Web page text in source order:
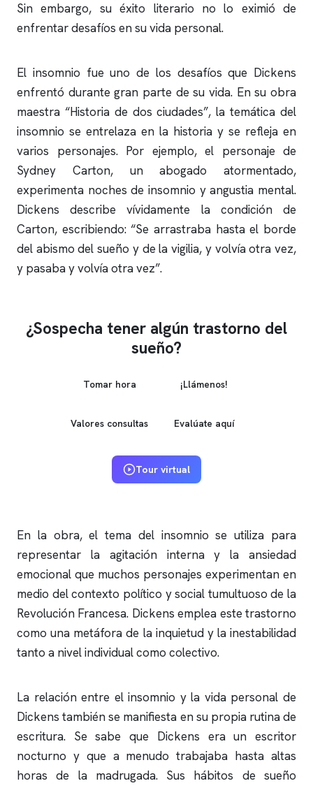
Sin embargo, su éxito literario no lo eximió de
enfrentar desafíos en su vida personal.
El insomnio fue uno de los desafíos que Dickens
enfrentó durante gran parte de su vida. En su obra
maestra “Historia de dos ciudades”, la temática del
insomnio se entrelaza en la historia y se refleja en
varios personajes. Por ejemplo, el personaje de
Sydney Carton, un abogado atormentado,
experimenta noches de insomnio y angustia mental.
Dickens describe vívidamente la condición de
Carton, escribiendo: “Se arrastraba hasta el borde
del abismo del sueño y de la vigilia, y volvía otra vez,
y pasaba y volvía otra vez”.
¿Sospecha tener algún trastorno del
sueño?
Tomar hora ¡Llámenos!
Valores consultas Evalúate aquí
Tour virtual
En la obra, el tema del insomnio se utiliza para
representar la agitación interna y la ansiedad
emocional que muchos personajes experimentan en
medio del contexto político y social tumultuoso de la
Revolución Francesa. Dickens emplea este trastorno
como una metáfora de la inquietud y la inestabilidad
tanto a nivel individual como colectivo.
La relación entre elinsomnio y la vida personal de
Dickens también se manifiesta en su propia rutina de
escritura. Se sabe que Dickens era un escritor
nocturno y que a menudo trabajaba hasta altas
horas de la madrugada. Sus hábitos de sueño